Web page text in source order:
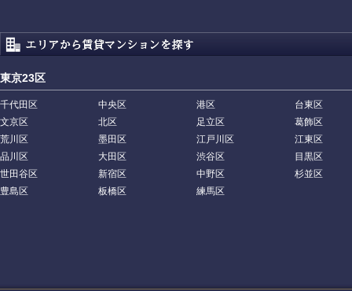
東京23区
千代田区 中央区 港区
台東区
文京区
北区 足立区
葛飾区
荒川区
墨田区 江戸川区
江東区
品川区
大田区 渋谷区
目黒区
世田谷区
新宿区 中野区
杉並区
豊島区
板橋区 練馬区